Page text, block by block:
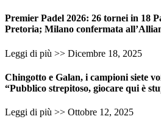
Premier Padel 2026: 26 tornei in 18
Pretoria; Milano confermata
Leggi di più >> Dicembre 18, 2025
Chingotto e Galan, i campioni siete
“Pubblico strepitoso, giocare qui è
Leggi di più >> Ottobre 12, 2025